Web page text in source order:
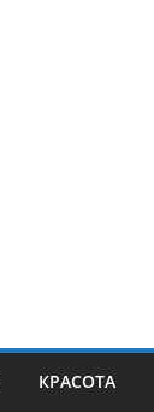
КРАСОТА